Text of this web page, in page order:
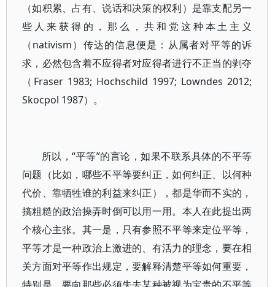
（如积累、占有、说话和决策的权利）是靠支配另一
些人来获得的，那么，共和党这种本土主义
（nativism）传达的信息便是：从属者对平等的诉
求，必然包含着不应得者对应得者进行不正当的剥夺
（Fraser 1983; Hochschild 1997; Lowndes 2012;
Skocpol 1987）。
所以，“平等”的言论，如果不联系具体的不平等
问题（比如，哪些不平等要纠正，如何纠正、以何种
代价、靠牺牲谁的利益来纠正），都是华而不实的，
搞粗糙的政治操弄时倒可以用一用。本人在此提出两
个核心主张。其一是，只有参照不平等来定位平等，
平等才是一种政治上激进的、有活力的理念，要在相
关方面对平等作出规定，要解释清楚平等如何重要，